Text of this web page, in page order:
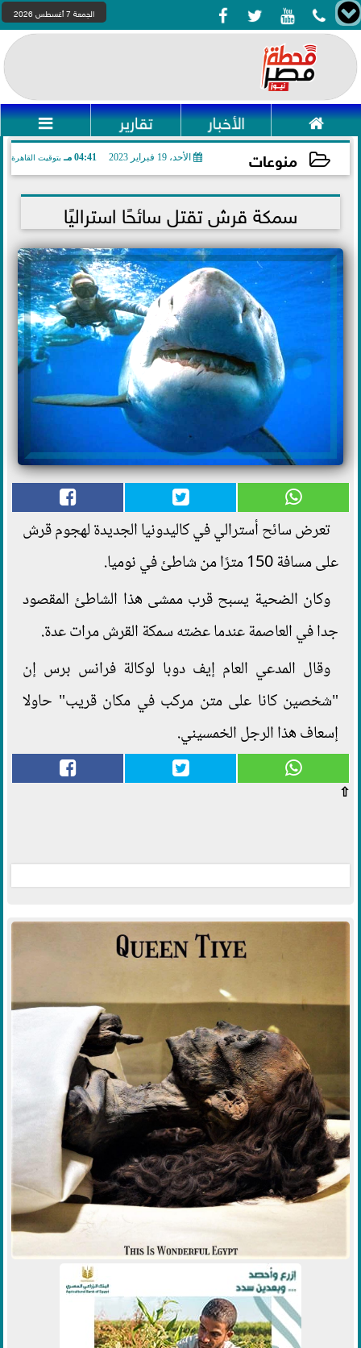
    الجمعة 7 أغسطس 2026
 الأخبار تقارير 
منوعات الأحد، 19 فبراير 2023 04:41 مـ بتوقيت القاهرة
2023-02-19 16:41:19 سمكة قرش تقتل سائحًا استراليًا
تعرض سائح أسترالي في كاليدونيا الجديدة لهجوم قرش
على مسافة 150 مترًا من شاطئ في نوميا.
وكان الضحية يسبح قرب ممشى هذا الشاطئ المقصود
جدا في العاصمة عندما عضته سمكة القرش مرات عدة.
وقال المدعي العام إيف دوبا لوكالة فرانس برس إن
"شخصين كانا على متن مركب في مكان قريب" حاولا
إسعاف هذا الرجل الخمسيني.
⇧